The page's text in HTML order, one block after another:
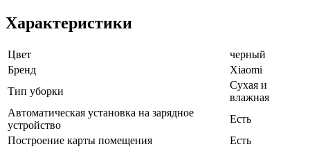
Характеристики
Цвет
черный
Бренд
Xiaomi
Тип уборки
Сухая и
влажная
Автоматическая установка на зарядное
устройство
Есть
Построение карты помещения
Есть